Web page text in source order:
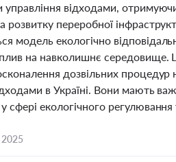
управління відходами,
розвитку переробної
модель екологічно
на навколишнє середовище.
дозвільних
в Україні. Вони мають
сфері екологічного